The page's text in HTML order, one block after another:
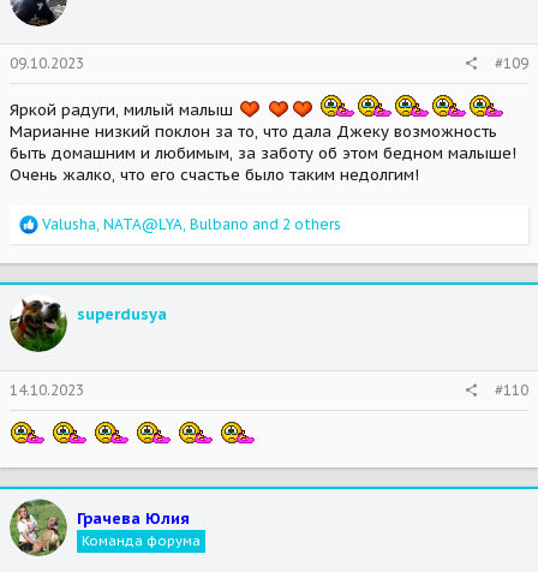
o
n
s
:
09.10.2023 #109
Яркой радуги, милый малыш
Марианне низкий поклон за то, что дала Джеку возможность
быть домашним и любимым, за заботу об этом бедном малыше!
Очень жалко, что его счастье было таким недолгим!
R
a
c
t
i
o
n
s
:
Valusha, NATA@LYA, Bulbano and 2 others
superdusya
14.10.2023 #110
Грачева Юлия
Команда форума